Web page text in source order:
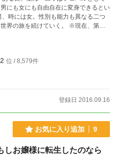
にも女にも自由自在に変身できるとい
界の旅を続けていく。 ※現在、第三
章で異なる世界が舞台ですので、ここ
説家になろう、ハーメルン、カクヨム
位 / 8,579件
登録日 2016.09.16
お気に入り追加 9
しお嬢様に転生したのなら